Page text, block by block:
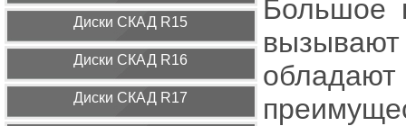
Диcки СКАД R15
Диcки СКАД R16
Диcки СКАД R17
Большое